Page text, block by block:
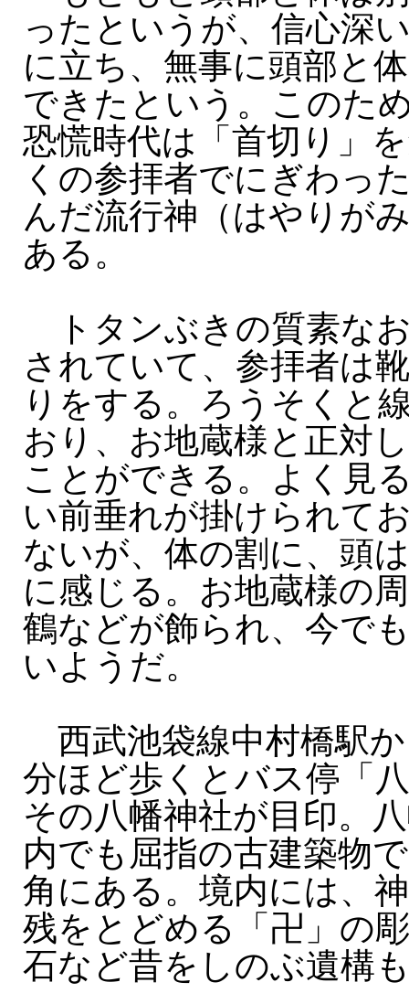
ったというが、信心深
に立ち、無事に頭部と
できたという。このた
恐慌時代は「首切り」
くの参拝者でにぎわっ
んだ流行神（はやりが
ある。
トタンぶきの質素な
されていて、参拝者は
りをする。ろうそくと
おり、お地蔵様と正対
ことができる。よく見
い前垂れが掛けられて
ないが、体の割に、頭
に感じる。お地蔵様の
鶴などが飾られ、今で
いようだ。
西武池袋線中村橋駅
分ほど歩くとバス停「
その八幡神社が目印。
内でも屈指の古建築物
角にある。境内には、
残をとどめる「卍」の
石など昔をしのぶ遺構